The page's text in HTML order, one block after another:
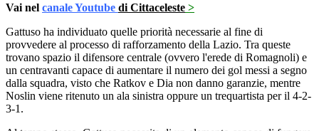
Vai nel canale Youtube di Cittaceleste >
Gattuso ha individuato quelle priorità necessarie al fine di
provvedere al processo di rafforzamento della Lazio. Tra queste
trovano spazio il difensore centrale (ovvero l'erede di Romagnoli) e
un centravanti capace di aumentare il numero dei gol messi a segno
dalla squadra, visto che Ratkov e Dia non danno garanzie, mentre
Noslin viene ritenuto un ala sinistra oppure un trequartista per il 4-2-
3-1.